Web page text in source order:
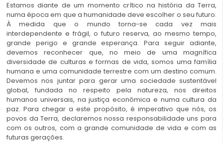
Estamos diante de um momento crítico na história da Terra,
numa época em que a humanidade deve escolher o seu futuro.
À medida que o mundo torna-se cada vez mais
interdependente e frágil, o futuro reserva, ao mesmo tempo,
grande perigo e grande esperança. Para seguir adiante,
devemos reconhecer que, no meio de uma magnífica
diversidade de culturas e formas de vida, somos uma família
humana e uma comunidade terrestre com um destino comum.
Devemos nos juntar para gerar uma sociedade sustentável
global, fundada no respeito pela natureza, nos direitos
humanos universais, na justiça econômica e numa cultura da
paz. Para chegar a este propósito, é imperativo que nós, os
povos da Terra, declaremos nossa responsabilidade uns para
com os outros, com a grande comunidade de vida e com as
futuras gerações.